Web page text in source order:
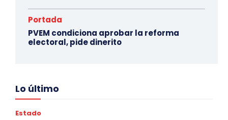
Portada
PVEM condiciona aprobar la reforma
electoral, pide dinerito
Lo último
Estado